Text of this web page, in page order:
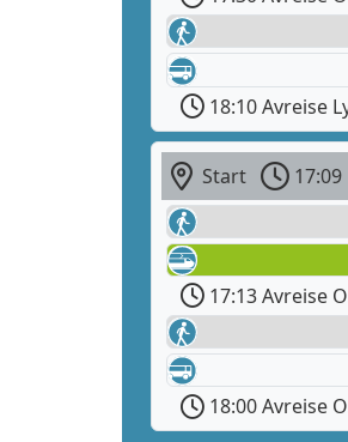
18:10 Avreise
Start 17:09
17:13 Avreise
18:00 Avreise